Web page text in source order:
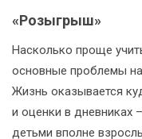
«Розыгрыш»
Насколько проще
основные проблемы
Жизнь оказывается
и оценки в дневниках
детьми вполне